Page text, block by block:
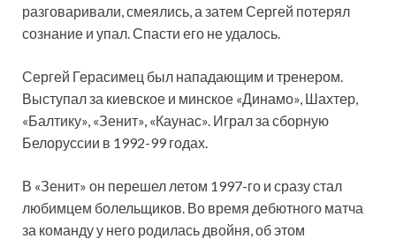
разговаривали, смеялись, а затем Сергей потерял
сознание и упал. Спасти его не удалось.
Сергей Герасимец был нападающим и тренером.
Выступал за киевское и минское «Динамо», Шахтер,
«Балтику», «Зенит», «Каунас». Играл за сборную
Белоруссии в 1992-99 годах.
В «Зенит» он перешел летом 1997-го и сразу стал
любимцем болельщиков. Во время дебютного матча
за команду у него родилась двойня, об этом